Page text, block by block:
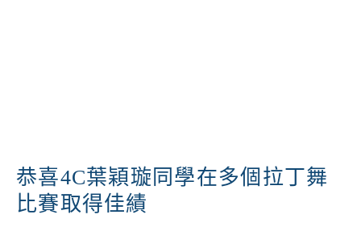
恭喜4C葉穎璇同學在多個拉丁舞
比賽取得佳績